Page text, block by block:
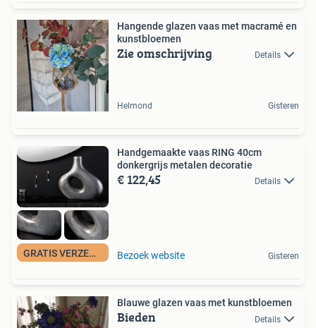
Hangende glazen vaas met macramé en
kunstbloemen
Zie omschrijving Details
Helmond Gisteren
GRATIS VERZENDING
Handgemaakte vaas RING 40cm
donkergrijs metalen decoratie
€ 122,45 Details
Bezoek website Gisteren
Blauwe glazen vaas met kunstbloemen
Bieden Details